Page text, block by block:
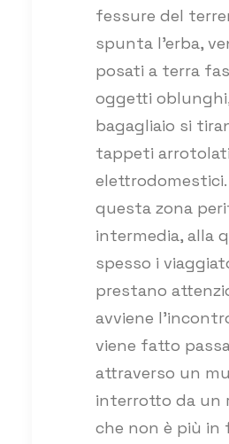
fessure del
spunta l’erba,
posati a terra
oggetti
bagagliaio si
tappeti
elettrodomestici.
questa zona
intermedia, alla
spesso i
prestano
avviene
viene fatto
attraverso un
interrotto da un
che non è più in